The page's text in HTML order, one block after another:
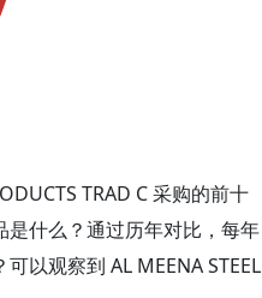
TRAD C 采购的前十
什么？通过历年对比，每年
以观察到 AL MEENA STEEL